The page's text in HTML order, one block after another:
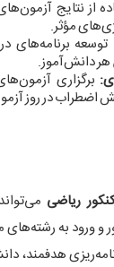
از نتایج
مؤثر.
توسعه
دانش‌آموز.
برگزاری
اضطراب در روز
ریاضی
و ورود به رشته‌های
هدفمند،